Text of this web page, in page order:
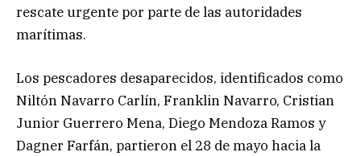
rescate urgente por parte de las autoridades
marítimas.
Los pescadores desaparecidos, identificados como
Niltón Navarro Carlín, Franklin Navarro, Cristian
Junior Guerrero Mena, Diego Mendoza Ramos y
Dagner Farfán, partieron el 28 de mayo hacia la